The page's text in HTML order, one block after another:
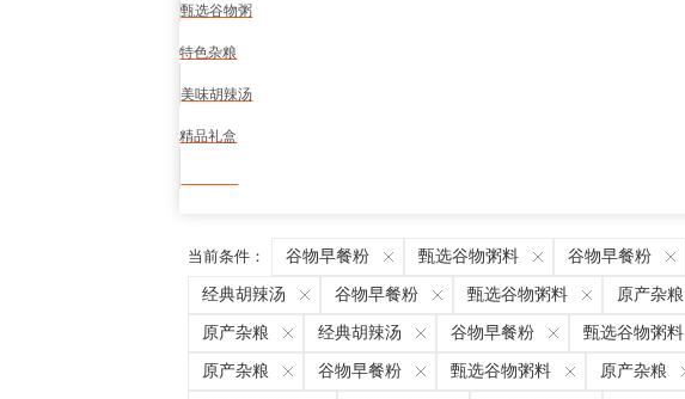
甄选谷物粥
特色杂粮
美味胡辣汤
精品礼盒
当前条件： 谷物早餐粉 甄选谷物粥料 谷物早餐粉
经典胡辣汤 谷物早餐粉 甄选谷物粥料 原产杂粮
原产杂粮 经典胡辣汤 谷物早餐粉 甄选谷物粥料
原产杂粮 谷物早餐粉 甄选谷物粥料 原产杂粮